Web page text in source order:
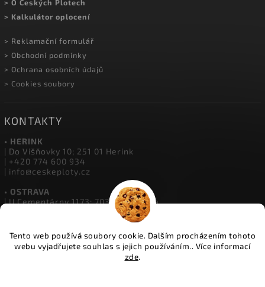
Tento web používá soubory cookie. Dalším procházením tohoto
webu vyjadřujete souhlas s jejich používáním.. Více informací
zde.
> O Českých Plotech
> Kalkulátor oplocení
> Reklamační formulář
> Obchodní podmínky
> Ochrana osobních údajů
> Cookies soubory
KONTAKTY
• HERINK
| Do Višňovky 10; 251 01 Herink
| +420 774 600 934
| info@ceskeploty.cz
• OSTRAVA
| U Cementárny 1173; 703 00 Ostrava
• ŽIDNĚVES
| Židněves 67; 294 06 Židněves